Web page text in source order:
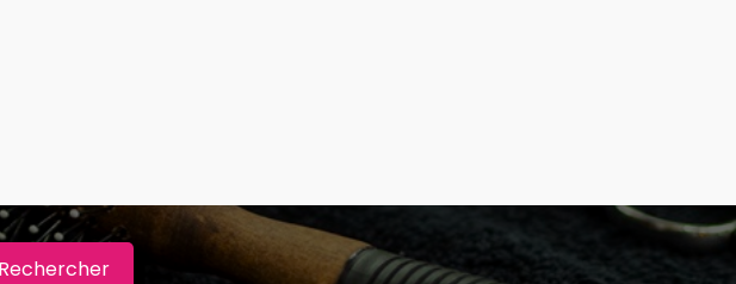
Rechercher